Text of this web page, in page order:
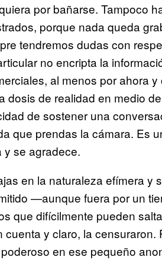
por bañarse. Tampoco
porque nada queda
tendremos dudas con
no encripta la
al menos por ahora
dosis de realidad en medio
de sostener una
que prendas la cámara. Es
y se agradece.
en la naturaleza efímera y
—aunque fuera por un
que difícilmente pueden
y claro, la censuraron.
en ese pequeño